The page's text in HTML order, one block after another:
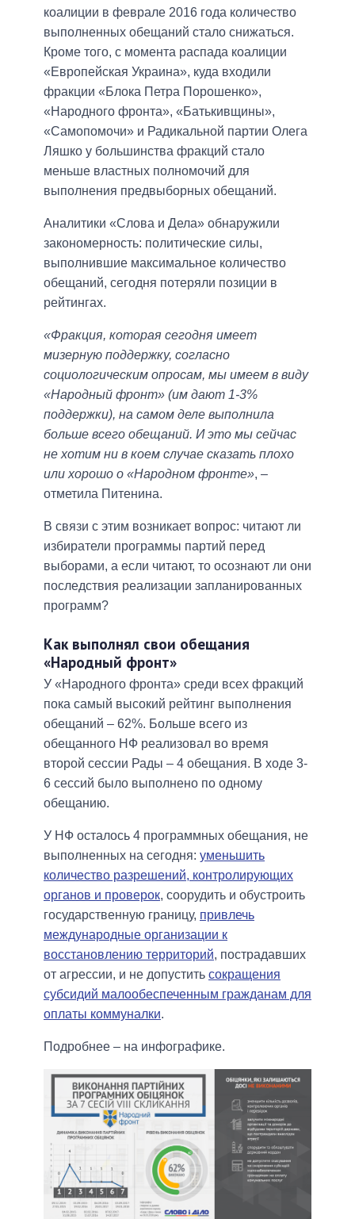
коалиции в феврале 2016 года количество
выполненных обещаний стало снижаться.
Кроме того, с момента распада коалиции
«Европейская Украина», куда входили
фракции «Блока Петра Порошенко»,
«Народного фронта», «Батькивщины»,
«Самопомочи» и Радикальной партии Олега
Ляшко у большинства фракций стало
меньше властных полномочий для
выполнения предвыборных обещаний.
Аналитики «Слова и Дела» обнаружили
закономерность: политические силы,
выполнившие максимальное количество
обещаний, сегодня потеряли позиции в
рейтингах.
«Фракция, которая сегодня имеет
мизерную поддержку, согласно
социологическим опросам, мы имеем в виду
«Народный фронт» (им дают 1-3%
поддержки), на самом деле выполнила
больше всего обещаний. И это мы сейчас
не хотим ни в коем случае сказать плохо
или хорошо о «Народном фронте», –
отметила Питенина.
В связи с этим возникает вопрос: читают ли
избиратели программы партий перед
выборами, а если читают, то осознают ли они
последствия реализации запланированных
программ?
Как выполнял свои обещания
«Народный фронт»
У «Народного фронта» среди всех фракций
пока самый высокий рейтинг выполнения
обещаний – 62%. Больше всего из
обещанного НФ реализовал во время
второй сессии Рады – 4 обещания. В ходе 3-
6 сессий было выполнено по одному
обещанию.
У НФ осталось 4 программных обещания, не
выполненных на сегодня: уменьшить
количество разрешений, контролирующих
органов и проверок, соорудить и обустроить
государственную границу, привлечь
международные организации к
восстановлению территорий, пострадавших
от агрессии, и не допустить сокращения
субсидий малообеспеченным гражданам для
оплаты коммуналки.
Подробнее – на инфографике.